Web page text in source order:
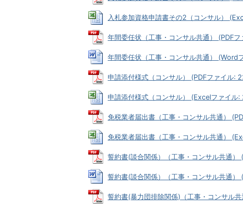
入札参加資格申請書その2（コンサル）
年間委任状（工事・コンサル共通） (PDF
年間委任状（工事・コンサル共通） (Word
申請添付様式（コンサル） (PDFファイル:
申請添付様式（コンサル） (Excelファイル:
免税業者届出書（工事・コンサル共通）
免税業者届出書（工事・コンサル共通）
誓約書(談合関係）（工事・コンサル共通）
誓約書(談合関係）（工事・コンサル共通
誓約書(暴力団排除関係)（工事・コンサル